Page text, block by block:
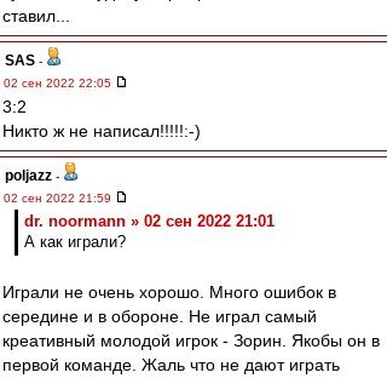
ставил...
SAS -
02 сен 2022 22:05
3:2
Никто ж не написал!!!!!:-)
poljazz -
02 сен 2022 21:59
dr. noormann » 02 сен 2022 21:01
А как играли?
Играли не очень хорошо. Много ошибок в
середине и в обороне. Не играл самый
креативный молодой игрок - Зорин. Якобы он в
первой команде. Жаль что не дают играть